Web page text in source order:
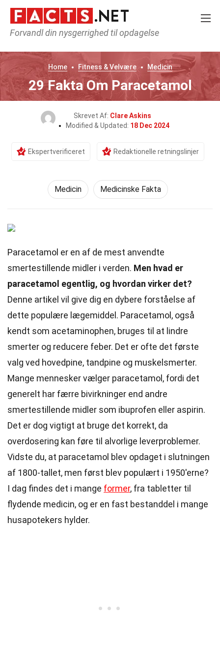
Forvandl din nysgerrighed til opdagelse
Home Fitness & Velvære Medicin
29 Fakta Om Paracetamol
Skrevet Af: Clare Askins
Modified & Updated: 18 Dec 2024
Ekspertverificeret Redaktionelle retningslinjer
Medicin Medicinske Fakta
Paracetamol er en af de mest anvendte
smertestillende midler i verden. Men hvad er
paracetamol egentlig, og hvordan virker det?
Denne artikel vil give dig en dybere forståelse af
dette populære lægemiddel. Paracetamol, også
kendt som acetaminophen, bruges til at lindre
smerter og reducere feber. Det er ofte det første
valg ved hovedpine, tandpine og muskelsmerter.
Mange mennesker vælger paracetamol, fordi det
generelt har færre bivirkninger end andre
smertestillende midler som ibuprofen eller aspirin.
Det er dog vigtigt at bruge det korrekt, da
overdosering kan føre til alvorlige leverproblemer.
Vidste du, at paracetamol blev opdaget i slutningen
af 1800-tallet, men først blev populært i 1950'erne?
I dag findes det i mange former, fra tabletter til
flydende medicin, og er en fast bestanddel i mange
husapotekers hylder.